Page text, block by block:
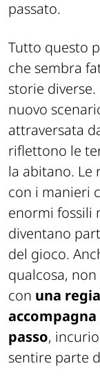
passato.
Tutto questo
che sembra
storie diverse.
nuovo
attraversata
riflettono le
la abitano. Le
con i manieri
enormi fossili
diventano
del gioco.
qualcosa,
con una
passo,
sentire parte